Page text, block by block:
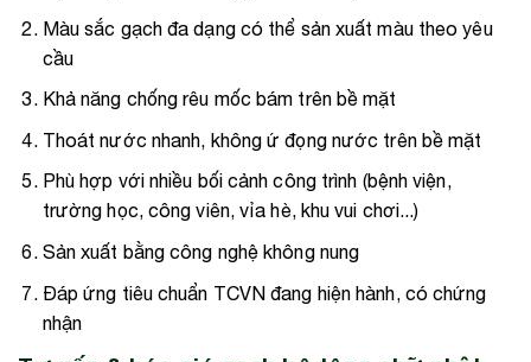
Màu sắc gạch đa dạng có thể sản xuất màu theo yêu
cầu
Khả năng chống rêu mốc bám trên bề mặt
Thoát nước nhanh, không ứ đọng nước trên bề mặt
Phù hợp với nhiều bối cảnh công trình (bệnh viện,
trường học, công viên, vỉa hè, khu vui chơi...)
Sản xuất bằng công nghệ không nung
Đáp ứng tiêu chuẩn TCVN đang hiện hành, có chứng
nhận